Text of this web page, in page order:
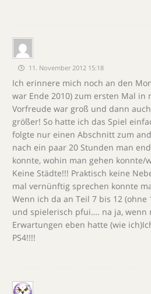
11. November 2012 15:18
Ich erinnere mich noch an den
war Ende 2010) zum ersten Mal in
Vorfreude war groß und dann
größer! So hatte ich das Spiel
folgte nur einen Abschnitt zum
nach ein paar 20 Stunden man
konnte, wohin man gehen konnte/
Keine Städte!!! Praktisch keine
mal vernünftig sprechen konnte
Wenn ich da an Teil 7 bis 12
und spielerisch pfui…. na ja, wenn
Erwartungen eben hatte (wie
PS4!!!!